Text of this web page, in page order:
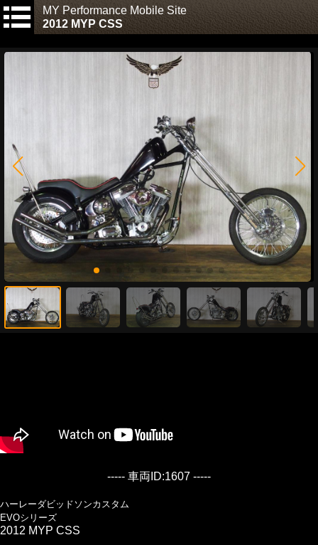
MY Performance Mobile Site
2012 MYP CSS
----- 車両ID:1607 -----
ハーレーダビッドソンカスタム
EVOシリーズ
2012 MYP CSS